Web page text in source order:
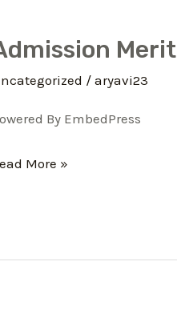
/aryavi23
By EmbedPress
More »